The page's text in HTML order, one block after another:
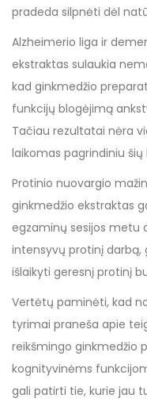
pradeda silpnėti dėl
Alzheimerio liga ir
ekstraktas sulaukia
kad ginkmedžio
funkcijų blogėjimą
Tačiau rezultatai nėra
laikomas pagrindiniu
Protinio nuovargio
ginkmedžio ekstraktas
egzaminų sesijos metu
intensyvų protinį darbą,
išlaikyti geresnį protinį
Vertėtų paminėti, kad
tyrimai praneša apie
reikšmingo ginkmedžio
kognityvinėms
gali patirti tie, kurie jau